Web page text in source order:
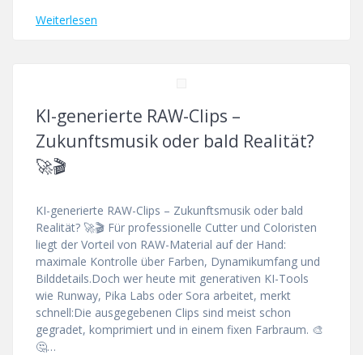
Weiterlesen
KI-generierte RAW-Clips –
Zukunftsmusik oder bald Realität?
🚀🎬
KI-generierte RAW-Clips – Zukunftsmusik oder bald
Realität? 🚀🎬 Für professionelle Cutter und Coloristen
liegt der Vorteil von RAW-Material auf der Hand:
maximale Kontrolle über Farben, Dynamikumfang und
Bilddetails.Doch wer heute mit generativen KI-Tools
wie Runway, Pika Labs oder Sora arbeitet, merkt
schnell:Die ausgegebenen Clips sind meist schon
gegradet, komprimiert und in einem fixen Farbraum. 🎨
🤔…